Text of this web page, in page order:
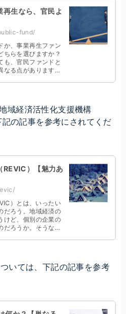
再生なら、官民よ
fund/
か、事業再生ファン
ちらを選びますか？
も、官民ファンドと
なる点があります。
域経済活性化支援機構
の記事を参考にされてくだ
REVIC）【魅力あ
）とは、いったい
だろう。地域経済の
けど、個別の企業の
だろうか。そうなら
いては、下記の記事を参考